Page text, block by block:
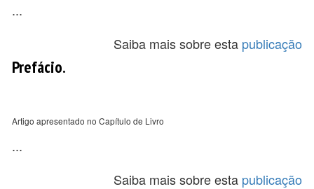
...
Saiba mais sobre esta publicação
Prefácio.
Artigo apresentado no Capítulo de Livro
...
Saiba mais sobre esta publicação